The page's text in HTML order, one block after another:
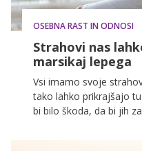
OSEBNA RAST IN ODNOSI
Strahovi nas
marsikaj lepega
Vsi imamo svoje
tako lahko prikrajšajo
bi bilo škoda, da bi jih
dodatno krepiti s tem,